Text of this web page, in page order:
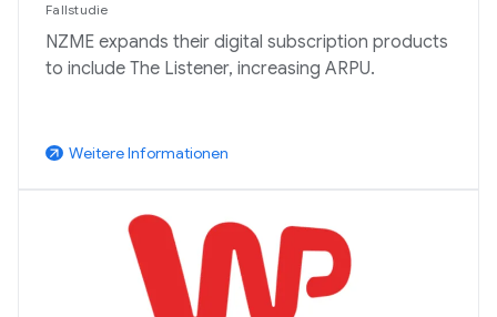
Fallstudie
NZME expands their digital subscription products
to include The Listener, increasing ARPU.
arrow_outward Weitere Informationen